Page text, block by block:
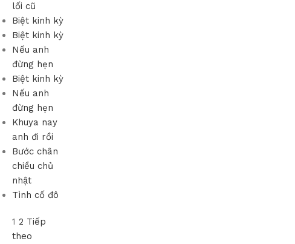
lối cũ
Biệt kinh kỳ
Biệt kinh kỳ
Nếu anh
đừng hẹn
Biệt kinh kỳ
Nếu anh
đừng hẹn
Khuya nay
anh đi rồi
Bước chân
chiều chủ
nhật
Tình cố đô
1 2 Tiếp
theo